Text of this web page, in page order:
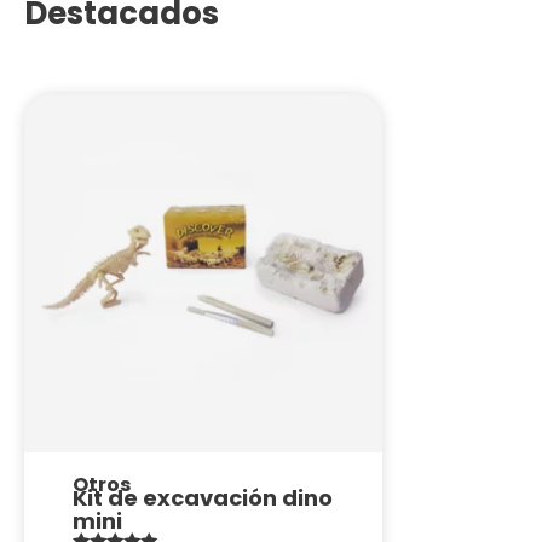
Destacados
Otros
Kit de excavación dino
mini